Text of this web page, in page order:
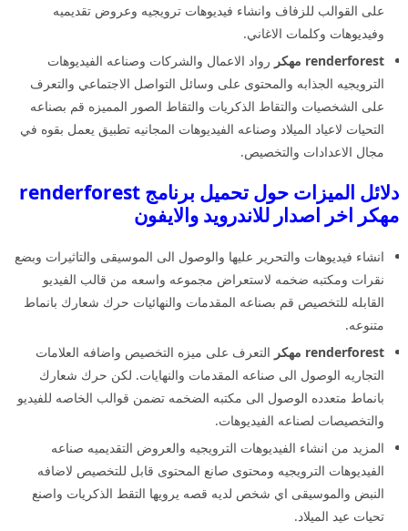
على القوالب للزفاف وانشاء فيديوهات ترويجيه وعروض تقديميه
وفيديوهات وكلمات الاغاني.
renderforest مهكر
رواد الاعمال والشركات وصناعه الفيديوهات
الترويجيه الجذابه والمحتوى على وسائل التواصل الاجتماعي والتعرف
على الشخصيات والتقاط الذكريات والتقاط الصور المميزه قم بصناعه
التحيات لاعياد الميلاد وصناعه الفيديوهات المجانيه تطبيق يعمل بقوه في
مجال الاعدادات والتخصيص.
دلائل الميزات حول تحميل برنامج renderforest
مهكر اخر اصدار للاندرويد والايفون
انشاء فيديوهات والتحرير عليها والوصول الى الموسيقى والتاثيرات وبضع
نقرات ومكتبه ضخمه لاستعراض مجموعه واسعه من قالب الفيديو
القابله للتخصيص قم بصناعه المقدمات والنهائيات حرك شعارك بانماط
متنوعه.
renderforest مهكر
التعرف على ميزه التخصيص واضافه العلامات
التجاريه الوصول الى صناعه المقدمات والنهايات. لكن حرك شعارك
بانماط متعدده الوصول الى مكتبه الضخمه تضمن قوالب الخاصه للفيديو
والتخصيصات لصناعه الفيديوهات.
المزيد من انشاء الفيديوهات الترويجيه والعروض التقديميه صناعه
الفيديوهات الترويجيه ومحتوى صانع المحتوى قابل للتخصيص لاضافه
النبض والموسيقى اي شخص لديه قصه يرويها التقط الذكريات واصنع
تحيات عيد الميلاد.